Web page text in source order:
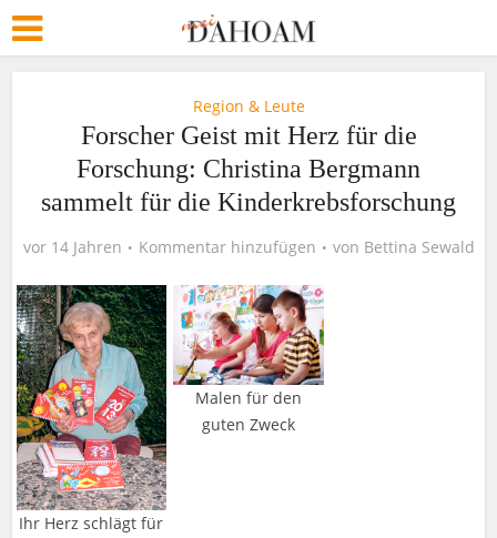
Region & Leute
Forscher Geist mit Herz für die
Forschung: Christina Bergmann
sammelt für die Kinderkrebsforschung
vor 14 Jahren Kommentar hinzufügen von Bettina Sewald
Ihr Herz schlägt für
Malen für den
guten Zweck